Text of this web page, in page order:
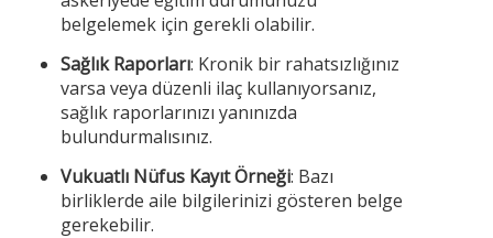
belgelemek için gerekli olabilir.
Sağlık Raporları: Kronik bir rahatsızlığınız
varsa veya düzenli ilaç kullanıyorsanız,
sağlık raporlarınızı yanınızda
bulundurmalısınız.
Vukuatlı Nüfus Kayıt Örneği: Bazı
birliklerde aile bilgilerinizi gösteren belge
gerekebilir.